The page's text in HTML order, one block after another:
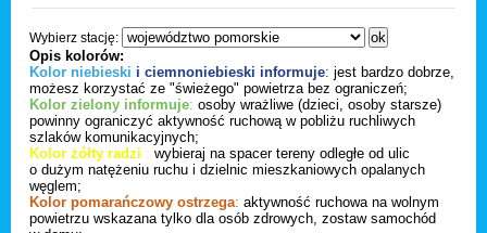
Wybierz stację:
Opis kolorów:
Kolor niebieski i ciemnoniebieski informuje: jest bardzo dobrze,
możesz korzystać ze "świeżego" powietrza bez ograniczeń;
Kolor zielony informuje: osoby wrażliwe (dzieci, osoby starsze)
powinny ograniczyć aktywność ruchową w pobliżu ruchliwych
szlaków komunikacyjnych;
Kolor żółty radzi : wybieraj na spacer tereny odległe od ulic
o dużym natężeniu ruchu i dzielnic mieszkaniowych opalanych
węglem;
Kolor pomarańczowy ostrzega: aktywność ruchowa na wolnym
powietrzu wskazana tylko dla osób zdrowych, zostaw samochód